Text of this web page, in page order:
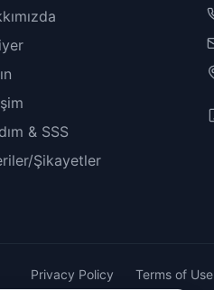
& SSS
Şikayetler
Privacy Policy Terms of Use